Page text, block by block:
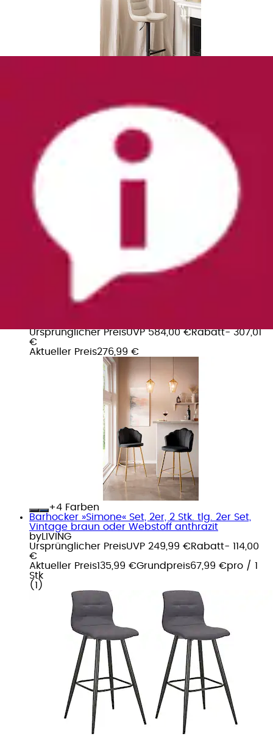
Barhocker »ISAAC BARHOCKER METALL KUPFER«
Der WOOOD Isaac Barstuhl bietet...
WOOOD
Aktueller Preis
98,99 €
Farben
Barhocker »Clam Barstuhl mit Stil« Set, 2er Set,
Ursprünglicher PreisUVP 584,00 €Rabatt- 307,01
€
Aktueller Preis276,99 €
+
Farben
Barhocker »Simone« Set, 2er, 2 Stk. tlg. 2er Set,
Vintage braun oder Webstoff anthrazit
byLIVING
Ursprünglicher PreisUVP 249,99 €Rabatt- 114,00
€
Aktueller Preis135,99 €Grundpreis67,99 €pro / 1
Stk
( 1 )